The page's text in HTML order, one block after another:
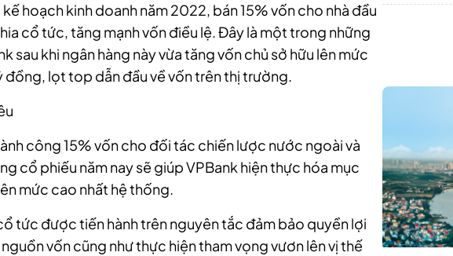
hoạch kinh doanh năm 2022, bán 15% vốn cho nhà đầu
cổ tức, tăng mạnh vốn điều lệ. Đây là một trong những
sau khi ngân hàng này vừa tăng vốn chủ sở hữu lên mức
đồng, lọt top dẫn đầu về vốn trên thị trường.
công 15% vốn cho đối tác chiến lược nước ngoài và
cổ phiếu năm nay sẽ giúp VPBank hiện thực hóa mục
mức cao nhất hệ thống.
tức được tiến hành trên nguyên tắc đảm bảo quyền lợi
vốn cũng như thực hiện tham vọng vươn lên vị thế